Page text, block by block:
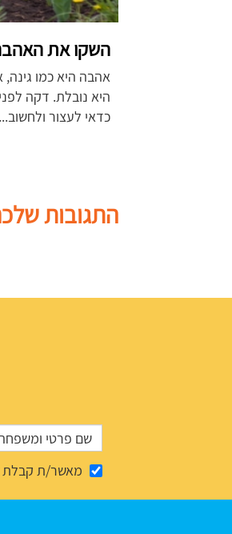
השקו את
אהבה היא כמו
היא נובלת. דקה
כדאי לעצור ולחשוב...
התגובות
מאשר/ת קבלת